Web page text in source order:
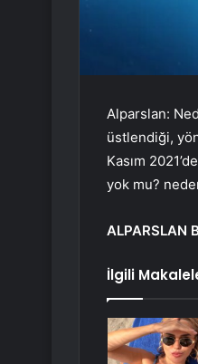
Alparslan:
üstlendiği,
Kasım
yok mu?
ALPARSLAN
İlgili